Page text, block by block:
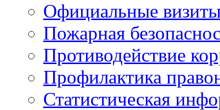
Официальные
Пожарная
Противодействие
Профилактика
Статистическая